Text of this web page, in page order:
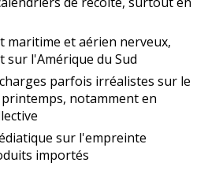
maritime et aérien nerveux,
sur l'Amérique du Sud
parfois irréalistes sur le
printemps, notamment en
sur l'empreinte
importés